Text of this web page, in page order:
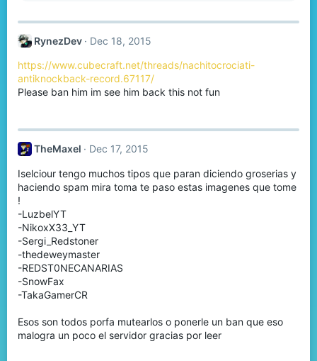
RynezDev Dec 18, 2015
https://www.cubecraft.net/threads/nachitocrociati-
antiknockback-record.67117/
Please ban him im see him back this not fun
TheMaxel Dec 17, 2015
Iselciour tengo muchos tipos que paran diciendo groserias y
haciendo spam mira toma te paso estas imagenes que tome
!
-LuzbelYT
-NikoxX33_YT
-Sergi_Redstoner
-thedeweymaster
-REDST0NECANARIAS
-SnowFax
-TakaGamerCR
Esos son todos porfa mutearlos o ponerle un ban que eso
malogra un poco el servidor gracias por leer